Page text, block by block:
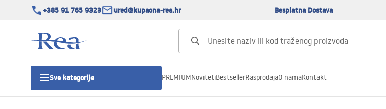
+385 91 765 9323 ured@kupaona-rea.hr Besplatna Dostava
Sve kategorije PREMIUMNovitetiBestsellerRasprodajaO namaKontakt